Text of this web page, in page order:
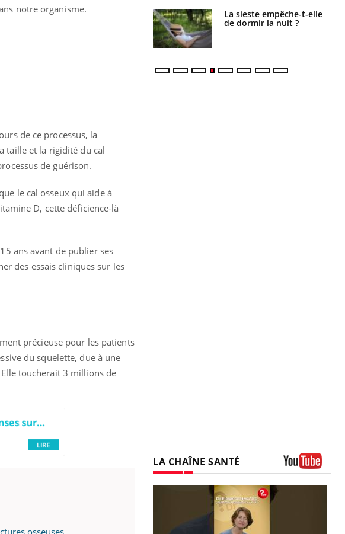
notre organisme.
de ce processus, la
taille et la rigidité du cal
de guérison.
le cal osseux qui aide à
D, cette déficience-là
ans avant de publier ses
des essais cliniques sur les
précieuse pour les patients
du squelette, due à une
toucherait 3 millions de
La sieste empêche-t-elle
de dormir la nuit ?
Fortes chaleurs :
pourquoi le risque de
LA CHAÎNE SANTÉ